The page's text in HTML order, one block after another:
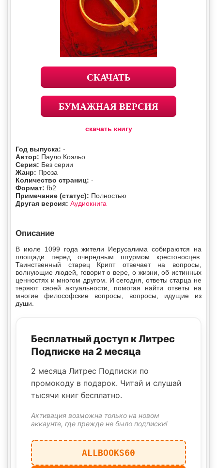
СКАЧАТЬ
БУМАЖНАЯ ВЕРСИЯ
скачать книгу
Год выпуска: -
Автор: Пауло Коэльо
Серия: Без серии
Жанр: Проза
Количество страниц: -
Формат: fb2
Примечание (статус): Полностью
Другая версия: Аудиокнига
Описание
В июле 1099 года жители Иерусалима собираются на
площади перед очередным штурмом крестоносцев.
Таинственный старец Крипт отвечает на вопросы,
волнующие людей, говорит о вере, о жизни, об истинных
ценностях и многом другом. И сегодня, ответы старца не
теряют своей актуальности, помогая найти ответы на
многие философские вопросы, вопросы, идущие из
души.
Бесплатный доступ к Литрес
Подписке на 2 месяца
2 месяца Литрес Подписки по
промокоду в подарок. Читай и слушай
тысячи книг бесплатно.
Активация возможна только на новом
аккаунте, где прежде не было подписки!
ALLBOOKS60